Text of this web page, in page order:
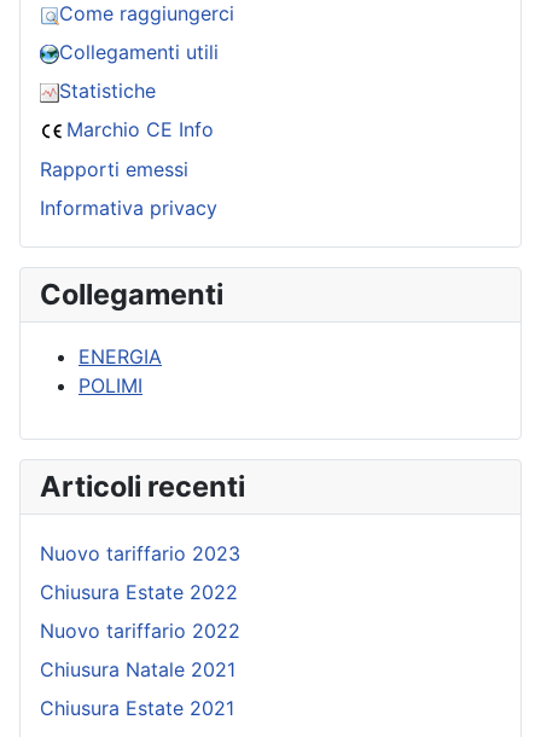
Come raggiungerci
Collegamenti utili
Statistiche
Marchio CE Info
Rapporti emessi
Informativa privacy
Collegamenti
ENERGIA
POLIMI
Articoli recenti
Nuovo tariffario 2023
Chiusura Estate 2022
Nuovo tariffario 2022
Chiusura Natale 2021
Chiusura Estate 2021